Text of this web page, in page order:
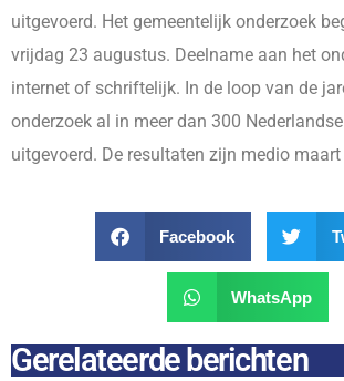
uitgevoerd. Het gemeentelijk onderzoek
vrijdag 23 augustus. Deelname aan het
internet of schriftelijk. In de loop van de
onderzoek al in meer dan 300
uitgevoerd. De resultaten zijn medio
Facebook
WhatsApp
Gerelateerde berichten